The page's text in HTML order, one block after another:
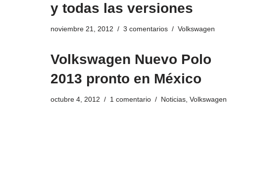
y todas las versiones
noviembre 21, 2012 3 comentarios Volkswagen
Volkswagen Nuevo Polo
2013 pronto en México
octubre 4, 2012 1 comentario Noticias, Volkswagen